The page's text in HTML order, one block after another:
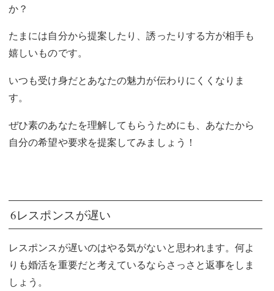
か？
たまには自分から提案したり、誘ったりする方が相手も
嬉しいものです。
いつも受け身だとあなたの魅力が伝わりにくくなりま
す。
ぜひ素のあなたを理解してもらうためにも、あなたから
自分の希望や要求を提案してみましょう！
6レスポンスが遅い
レスポンスが遅いのはやる気がないと思われます。何よ
りも婚活を重要だと考えているならさっさと返事をしま
しょう。